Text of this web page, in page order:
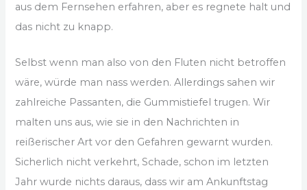
aus dem Fernsehen erfahren, aber es regnete halt und
das nicht zu knapp.
Selbst wenn man also von den Fluten nicht betroffen
wäre, würde man nass werden. Allerdings sahen wir
zahlreiche Passanten, die Gummistiefel trugen. Wir
malten uns aus, wie sie in den Nachrichten in
reißerischer Art vor den Gefahren gewarnt wurden.
Sicherlich nicht verkehrt, Schade, schon im letzten
Jahr wurde nichts daraus, dass wir am Ankunftstag